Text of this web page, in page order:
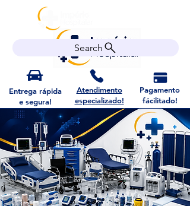
Search
Entrega rápida
e segura!
Atendimento
especializado!
Pagamento
fácilitado!